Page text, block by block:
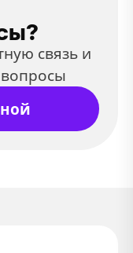
связь и